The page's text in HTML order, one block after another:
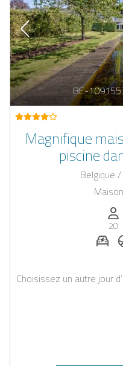
BE-
Magnifique
piscine
Belgique
20
Choisissez un autre jour